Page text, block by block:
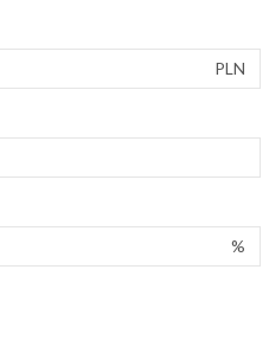
PLN
%